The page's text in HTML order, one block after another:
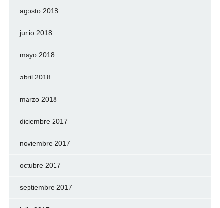
agosto 2018
junio 2018
mayo 2018
abril 2018
marzo 2018
diciembre 2017
noviembre 2017
octubre 2017
septiembre 2017